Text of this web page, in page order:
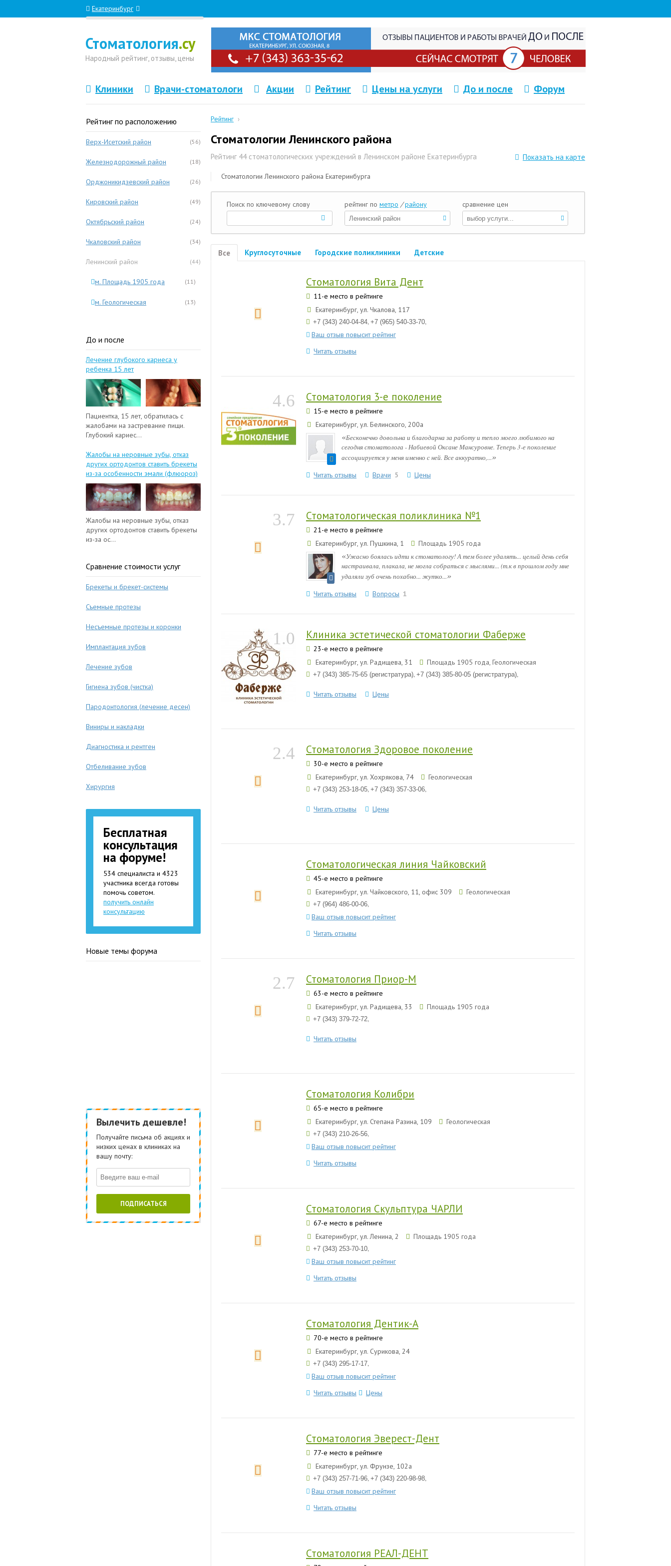
Екатеринбург
Стоматология.су
Народный рейтинг, отзывы, цены
Клиники Врачи-стоматологи Акции Рейтинг Цены на услуги До и после Форум
Рейтинг ›
Стоматологии Ленинского района
Рейтинг 44 стоматологических учреждений в Ленинском районе Екатеринбурга Показать на карте
Стоматологии Ленинского района Екатеринбурга
Все Круглосуточные Городские поликлиники Детские
Стоматология Вита Дент
11-е место в рейтинге
Екатеринбург, ул. Чкалова, 117
+7 (343) 240-04-84, +7 (965) 540-33-70,
Ваш отзыв повысит рейтинг
Читать отзывы
4.6 Стоматология 3-е поколение
15-е место в рейтинге
Екатеринбург, ул. Белинского, 200а
«Бесконечно довольна и благодарна за работу и тепло моего любимого на
сегодня стоматолога - Набиевой Оксане Мансуровне. Теперь 3-е поколение
ассоциируется у меня именно с ней. Все аккуратно,...»
Читать отзывы Врачи 5 Цены
3.7 Стоматологическая поликлиника №1
21-е место в рейтинге
Екатеринбург, ул. Пушкина, 1
Площадь 1905 года
«Ужасно боялась идти к стоматологу! А тем более удалять... целый день себя
настраивала, плакала, не могла собраться с мыслями... (т.к в прошлом году мне
удаляли зуб очень похабно... жутко...»
Читать отзывы Вопросы 1
1.0 Клиника эстетической стоматологии Фаберже
23-е место в рейтинге
Екатеринбург, ул. Радищева, 31
Площадь 1905 года, Геологическая
+7 (343) 385-75-65 (регистратура), +7 (343) 385-80-05 (регистратура),
Читать отзывы Цены
2.4 Стоматология Здоровое поколение
30-е место в рейтинге
Екатеринбург, ул. Хохрякова, 74
Геологическая
+7 (343) 253-18-05, +7 (343) 357-33-06,
Читать отзывы Цены
Стоматологическая линия Чайковский
45-е место в рейтинге
Екатеринбург, ул. Чайковского, 11, офис 309
Геологическая
+7 (964) 486-00-06,
Ваш отзыв повысит рейтинг
Читать отзывы
2.7 Стоматология Приор-М
63-е место в рейтинге
Екатеринбург, ул. Радищева, 33
Площадь 1905 года
+7 (343) 379-72-72,
Читать отзывы
Стоматология Колибри
65-е место в рейтинге
Екатеринбург, ул. Степана Разина, 109
Геологическая
+7 (343) 210-26-56,
Ваш отзыв повысит рейтинг
Читать отзывы
Стоматология Скульптура ЧАРЛИ
67-е место в рейтинге
Екатеринбург, ул. Ленина, 2
Площадь 1905 года
+7 (343) 253-70-10,
Ваш отзыв повысит рейтинг
Читать отзывы
Стоматология Дентик-А
70-е место в рейтинге
Екатеринбург, ул. Сурикова, 24
+7 (343) 295-17-17,
Ваш отзыв повысит рейтинг
Читать отзывы
Цены
Стоматология Эверест-Дент
77-е место в рейтинге
Екатеринбург, ул. Фрунзе, 102а
+7 (343) 257-71-96, +7 (343) 220-98-98,
Ваш отзыв повысит рейтинг
Читать отзывы
Стоматология РЕАЛ-ДЕНТ
Поиск по ключевому слову рейтинг по метро / району сравнение цен
Рейтинг по расположению
(56)
Верх-Исетский район
(18)
Железнодорожный район
(26)
Орджоникидзевский район
(49)
Кировский район
(24)
Октябрьский район
(34)
Чкаловский район
(44)
Ленинский район
(11)
м. Площадь 1905 года
(13)
м. Геологическая
До и после
Лечение глубокого кариеса у
ребенка 15 лет
Пациентка, 15 лет, обратилась с
жалобами на застревание пищи.
Глубокий кариес...
Жалобы на неровные зубы, отказ
других ортодонтов ставить брекеты
из-за особенности эмали (флюороз)
Жалобы на неровные зубы, отказ
других ортодонтов ставить брекеты
из-за ос...
Сравнение стоимости услуг
Брекеты и брекет-системы
Съемные протезы
Несъемные протезы и коронки
Имплантация зубов
Лечение зубов
Гигиена зубов (чистка)
Пародонтология (лечение десен)
Виниры и накладки
Диагностика и рентген
Отбеливание зубов
Хирургия
Бесплатная
консультация
на форуме!
534 специалиста и 4323
участника всегда готовы
помочь советом.
получить онлайн
консультацию
Новые темы форума
Вылечить дешевле!
Получайте письма об акциях и
низких ценах в клиниках на
вашу почту:
ПОДПИСАТЬСЯ